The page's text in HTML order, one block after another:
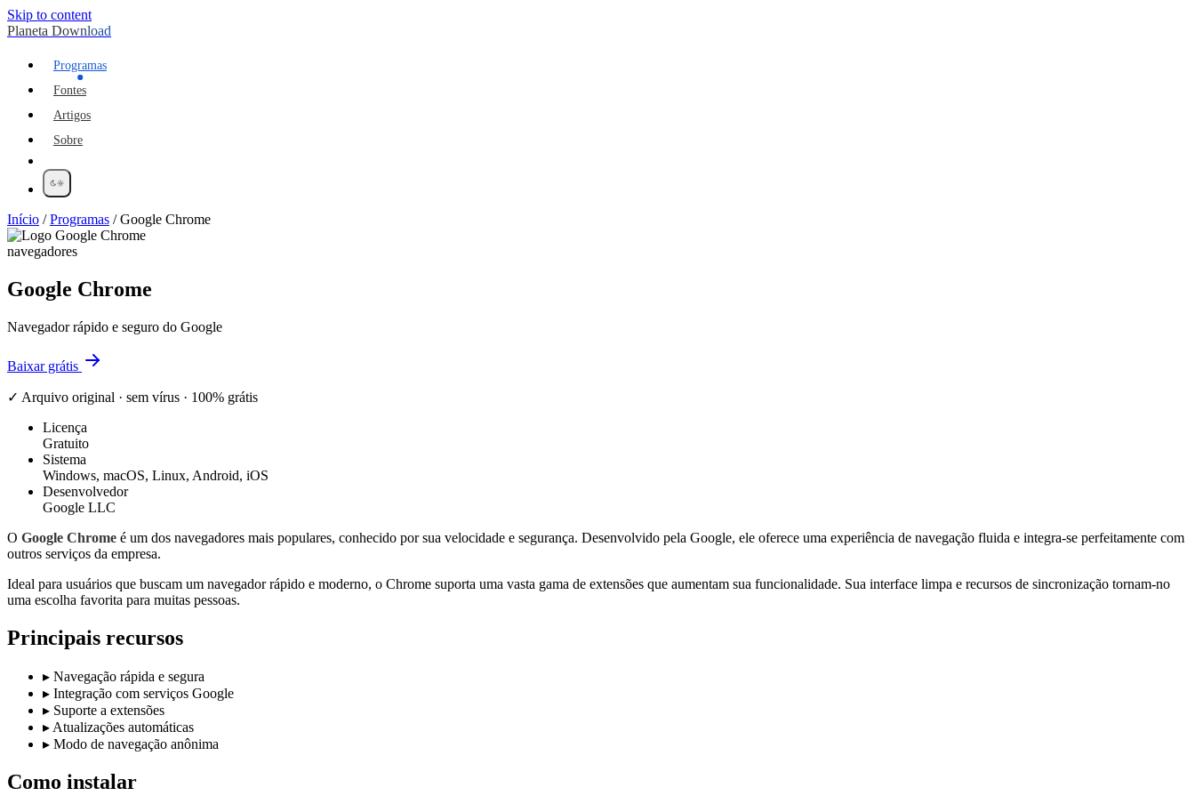
Skip to content
Planeta Download
Programas
Fontes
Artigos
Sobre
Início /Programas /Google Chrome
navegadores
Google Chrome
Navegador rápido e seguro do Google
Baixar grátis
✓ Arquivo original · sem vírus · 100% grátis
Licença
Gratuito
Sistema
Windows, macOS, Linux, Android, iOS
Desenvolvedor
Google LLC
O Google Chrome é um dos navegadores mais populares, conhecido por sua velocidade e segurança. Desenvolvido pela Google, ele oferece uma experiência de navegação fluida e integra-se perfeitamente com
outros serviços da empresa.
Ideal para usuários que buscam um navegador rápido e moderno, o Chrome suporta uma vasta gama de extensões que aumentam sua funcionalidade. Sua interface limpa e recursos de sincronização tornam-no
uma escolha favorita para muitas pessoas.
Principais recursos
▸ Navegação rápida e segura
▸ Integração com serviços Google
▸ Suporte a extensões
▸ Atualizações automáticas
▸ Modo de navegação anônima
Como instalar